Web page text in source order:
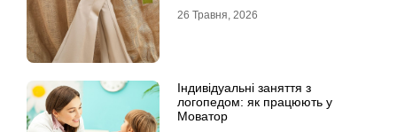
26 Травня, 2026
Індивідуальні заняття з
логопедом: як працюють у
Моватор